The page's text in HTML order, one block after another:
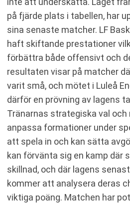
på fjärde plats i tabellen, har
sina senaste matcher. LF
haft skiftande prestationer
förbättra både offensivt och
resultaten visar på matcher
varit små, och mötet i Luleå
därför en prövning av lagens
Tränarnas strategiska val
anpassa formationer under
att spela in och kan sätta
kan förvänta sig en kamp där
skillnad, och där lagens
kommer att analysera deras
viktiga poäng. Matchen har